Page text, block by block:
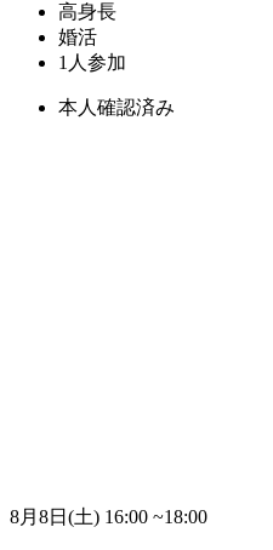
高身長
婚活
1人参加
本人確認済み
8月8日(土) 16:00 ~18:00